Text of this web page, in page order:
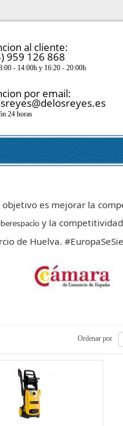
al cliente:
959 126 868
- 14:00h y 16:20 - 20:00h
por email:
24 horas
es mejorar la
y la
de Huelva.
Ordenar por